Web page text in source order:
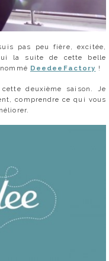
pas peu fière, excitée,
la suite de cette belle
DeedeeFactory !
deuxième saison. Je
comprendre ce qui vous